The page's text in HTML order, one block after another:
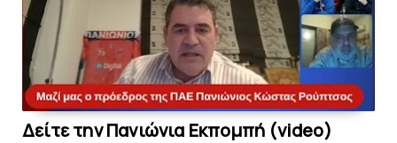
Δείτε την Πανιώνια Εκπoμπή (video)